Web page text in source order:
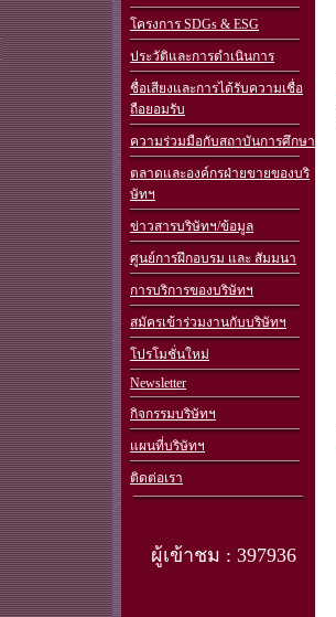
โครงการ SDGs & ESG
ประวัติและการดำเนินการ
ชื่อเสียงและการได้รับความเชื่อ
ถือยอมรับ
ความร่วมมือกับสถาบันการศึกษา
ตลาดและองค์กรฝ่ายขายของบริ
ษัทฯ
ข่าวสารบริษัทฯ/ข้อมูล
ศูนย์การฝึกอบรม และ สัมมนา
การบริการของบริษัทฯ
สมัครเข้าร่วมงานกับบริษัทฯ
โปรโมชั่นใหม่
Newsletter
กิจกรรมบริษัทฯ
แผนที่บริษัทฯ
ติดต่อเรา
ผู้เข้าชม : 397936